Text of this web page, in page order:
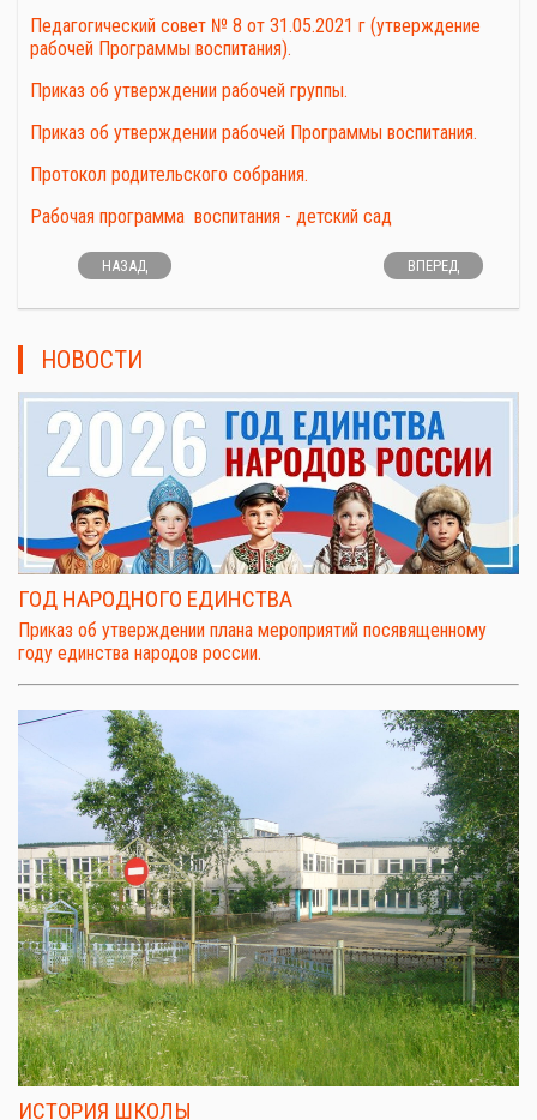
Педагогический совет № 8 от 31.05.2021 г (утверждение
рабочей Программы воспитания).
Приказ об утверждении рабочей группы.
Приказ об утверждении рабочей Программы воспитания.
Протокол родительского собрания.
Рабочая программа воспитания - детский сад
НАЗАД ВПЕРЕД
НОВОСТИ
ГОД НАРОДНОГО ЕДИНСТВА
Приказ об утверждении плана мероприятий посявященному
году единства народов россии.
ИСТОРИЯ ШКОЛЫ